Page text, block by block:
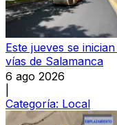
Este jueves se
vías de Salamanca
6 ago 2026
Categoría: Local